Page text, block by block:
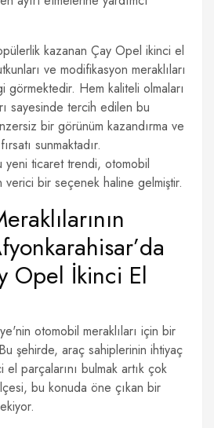
kazanan Çay Opel ikinci el
ve modifikasyon meraklıları
görmektedir. Hem kaliteli olmaları
sayesinde tercih edilen bu
bir görünüm kazandırma ve
sunmaktadır.
yeni ticaret trendi, otomobil
bir seçenek haline gelmiştir.
Opel İkinci El
otomobil meraklıları için bir
şehirde, araç sahiplerinin ihtiyaç
parçalarını bulmak artık çok
bu konuda öne çıkan bir